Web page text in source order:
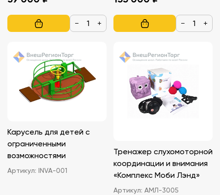
− + − +
Карусель для детей с
ограниченными
возможностями
Артикул: INVA-001
Тренажер слухомоторной
координации и внимания
«Комплекс Моби Лэнд»
Артикул: АМЛ-3005